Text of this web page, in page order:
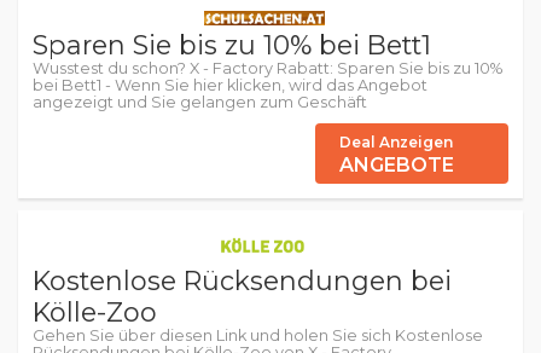
Sparen Sie bis zu 10% bei Bett1
Wusstest du schon? X - Factory Rabatt: Sparen Sie bis zu 10%
bei Bett1 - Wenn Sie hier klicken, wird das Angebot
angezeigt und Sie gelangen zum Geschäft
Deal Anzeigen
ANGEBOTE
Kostenlose Rücksendungen bei
Kölle-Zoo
Gehen Sie über diesen Link und holen Sie sich Kostenlose